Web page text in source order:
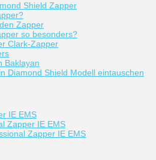
Shield Zapper
Zapper
so besonders?
Clark-Zapper
Baklayan
Diamond Shield Modell eintauschen
IE EMS
Zapper IE EMS
Zapper IE EMS